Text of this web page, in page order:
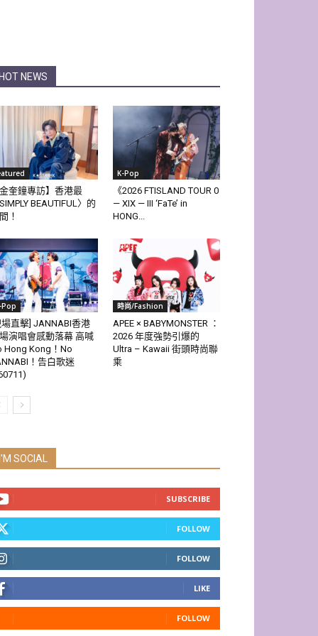
HOT NEWS
金奎鐘專訪】香港最
SIMPLY BEAUTIFUL〉的
！
K-Pop
《2026 FTISLAND TOUR 0
— XIX — III ‘FaTe’ in
HONG...
Pop
場直擊] JANNABI香港
演唱會感動落幕 高喊
Hong Kong！No
！告白歌迷
時尚/Fashion
APEE × BABYMONSTER ：
2026 年度強勢引爆的
Ultra – Kawaii 街頭時尚聯
乘
I'M SOCIAL
SUBSCRIBE
FOLLOW
FOLLOW
LIKE
FOLLOW